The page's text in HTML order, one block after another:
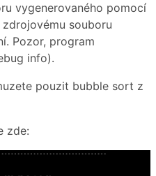
vygenerovaného pomocí
souboru
Pozor, program
info).
pouzit bubble sort z
zde: